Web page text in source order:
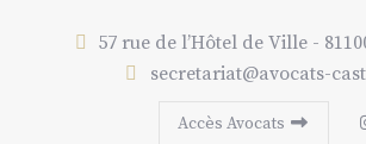
57 rue de l’Hôtel de Ville -
secretariat@avocats-
Accès Avocats